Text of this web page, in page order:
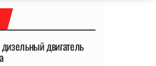
двигатель